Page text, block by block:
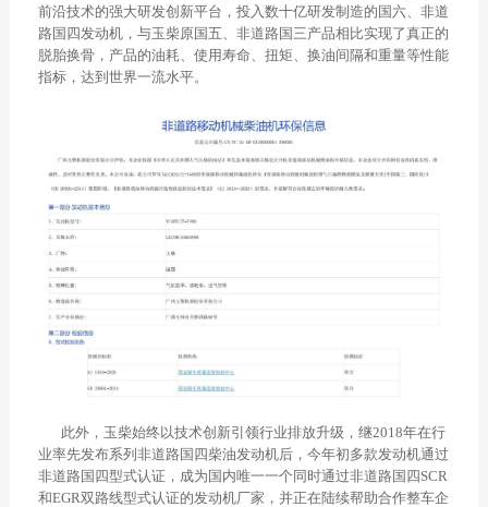
前沿技术的强大研发创新平台，投入数十亿研发制造的国六、非道
路国四发动机，与玉柴原国五、非道路国三产品相比实现了真正的
脱胎换骨，产品的油耗、使用寿命、扭矩、换油间隔和重量等性能
指标，达到世界一流水平。
此外，玉柴始终以技术创新引领行业排放升级，继2018年在行
业率先发布系列非道路国四柴油发动机后，今年初多款发动机通过
非道路国四型式认证，成为国内唯一一个同时通过非道路国四SCR
和EGR双路线型式认证的发动机厂家，并正在陆续帮助合作整车企